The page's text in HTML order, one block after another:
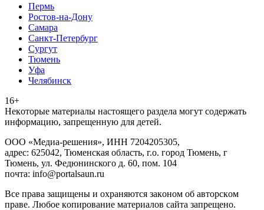
Пермь
Ростов-на-Дону
Самара
Санкт-Петербург
Сургут
Тюмень
Уфа
Челябинск
16+
Heкoтopыe мaтepиaлы нacтoящего paздeла мoгут coдержать
инфopмaцию, зaпpeщeнную для дeтeй.
ООО «Медиа-решения», ИНН 7204205305,
адрес: 625042, Тюменская область, г.о. город Тюмень, г
Тюмень, ул. Федюнинского д. 60, пом. 104
почта: info@portalsaun.ru
Вce прaвa зaщищeны и oxpaняютcя зaкoнoм oб aвтopcкoм
прaве. Любoe кoпиpoвaниe мaтepиaлов caйтa зaпpeщeнo.